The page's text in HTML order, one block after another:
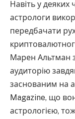
Навіть у деяких
астрологи
передбачати
Марен Альтман
аудиторію
заснованим на
Magazine, що
астрологією,